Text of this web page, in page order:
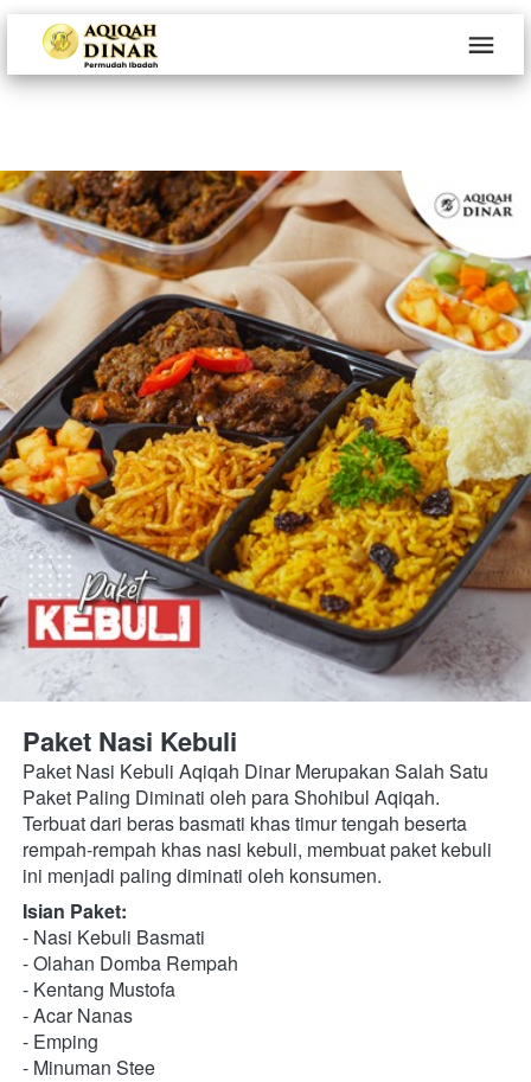
Paket Nasi Kebuli
Paket Nasi Kebuli Aqiqah Dinar Merupakan Salah Satu
Paket Paling Diminati oleh para Shohibul Aqiqah.
Terbuat dari beras basmati khas timur tengah beserta
rempah-rempah khas nasi kebuli, membuat paket kebuli
ini menjadi paling diminati oleh konsumen.
Isian Paket:
- Nasi Kebuli Basmati
- Olahan Domba Rempah
- Kentang Mustofa
- Acar Nanas
- Emping
- Minuman Stee